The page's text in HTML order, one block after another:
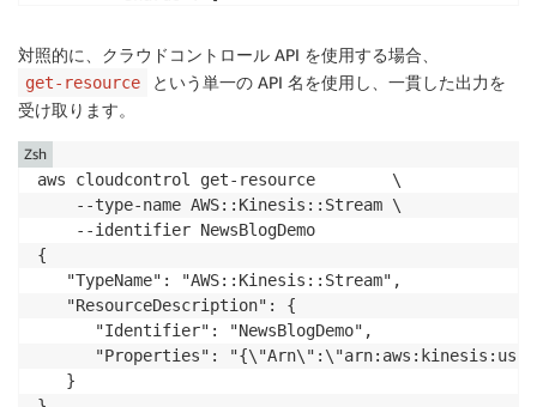
                "ShardId": "shardId-000000000000",
                "HashKeyRange": {
                    "StartingHashKey": "0",
"EndingHashKey":
                },
                "SequenceNumberRange": {
"StartingSequenceNumber":
                }
            }
        ],
"StreamARN": "arn:aws:kinesis:us-west-
        "StreamName": "AWSNewsBlog",
        "StreamStatus": "ACTIVE",
        "RetentionPeriodHours": 24,
        "EncryptionType": "NONE",
対照的に、 クラウドコントロール API を使用する場合、
get-resource
という単一の API 名を使用し、一貫した出力を
受け取ります。
aws cloudcontrol get-resource        \
    --type-name AWS::Kinesis::Stream \
    --identifier NewsBlogDemo
{
   "TypeName": "AWS::Kinesis::Stream",
   "ResourceDescription": {
      "Identifier": "NewsBlogDemo",
"Properties":
   }
Zsh